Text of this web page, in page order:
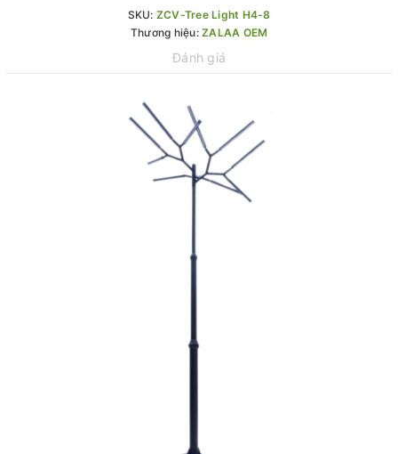
SKU: ZCV-Tree Light H4-8
Thương hiệu: ZALAA OEM
Đánh giá